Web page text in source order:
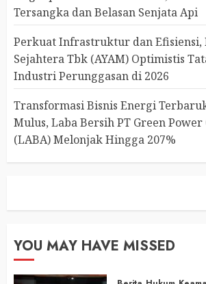
Tersangka dan Belasan Senjata Api
Perkuat Infrastruktur dan Efisiensi,
Sejahtera Tbk (AYAM) Optimistis
Industri Perunggasan di 2026
Transformasi Bisnis Energi
Mulus, Laba Bersih PT Green
(LABA) Melonjak Hingga 207%
YOU MAY HAVE MISSED